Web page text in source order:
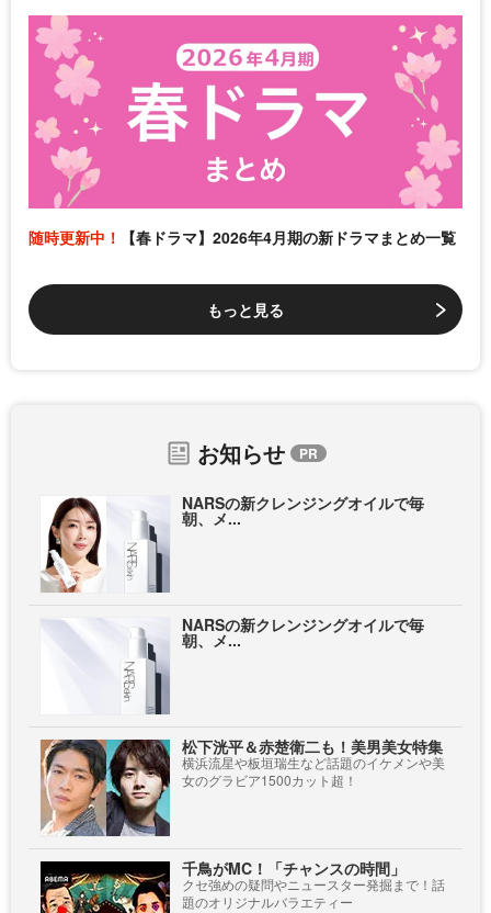
随時更新中！ 【春ドラマ】2026年4月期の新ドラマまとめ一覧
もっと見る
お知らせ
NARSの新クレンジングオイルで毎
朝、メ...
NARSの新クレンジングオイルで毎
朝、メ...
松下洸平＆赤楚衛二も！美男美女特集
横浜流星や板垣瑞生など話題のイケメンや美
女のグラビア1500カット超！
千鳥がMC！「チャンスの時間」
クセ強めの疑問やニュースター発掘まで！話
題のオリジナルバラエティー